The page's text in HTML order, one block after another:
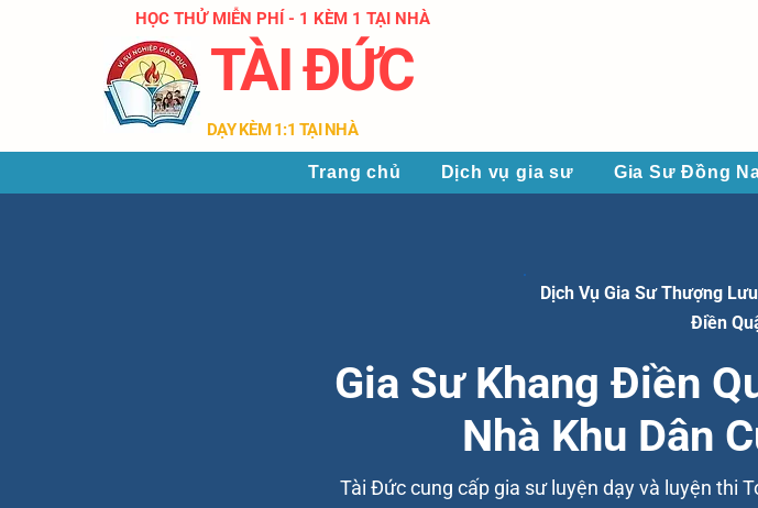
TÀI ĐỨC
HỌC THỬ MIỄN PHÍ - 1 KÈM 1 TẠI NHÀ
​DẠY KÈM 1:1 TẠI NHÀ
Trang chủ Dịch vụ gia sư Gia Sư Đồng
Dịch Vụ Gia Sư Thượng
Điền
Gia Sư Khang Điền
Nhà Khu Dân
Tài Đức cung cấp gia sư luyện dạy và luyện thi